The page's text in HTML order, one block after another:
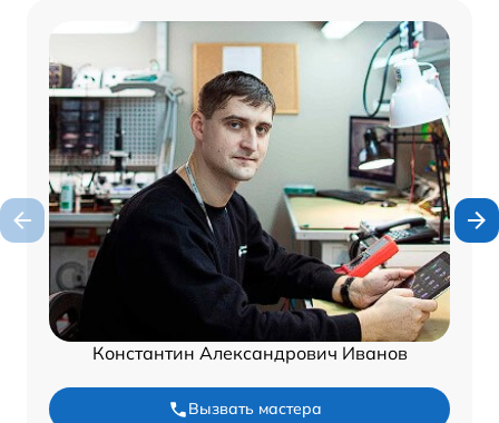
Константин Александрович Иванов
Вызвать мастера